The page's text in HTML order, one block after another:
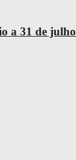
a 31 de julho